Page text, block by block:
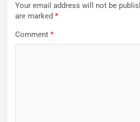
Your email address will not be
are marked *
Comment *